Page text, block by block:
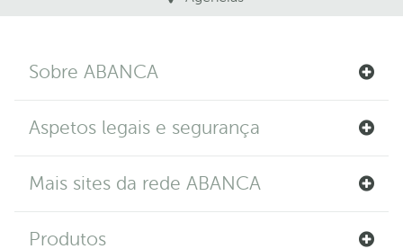
Sobre ABANCA
Aspetos legais e segurança
Mais sites da rede ABANCA
Produtos